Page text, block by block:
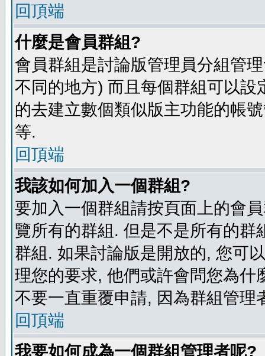
回頂端
什麼是會員群組?
會員群組是討論版管理員分組管
不同的地方) 而且每個群組可以
的去建立數個類似版主功能的帳
等.
回頂端
我該如何加入一個群組?
要加入一個群組請按頁面上的會
覽所有的群組. 但是不是所有的
群組. 如果討論版是開放的, 您可
理您的要求, 他們或許會問您為
不要一直重覆申請, 因為群組管理
回頂端
我要如何成為一個群組管理者呢?